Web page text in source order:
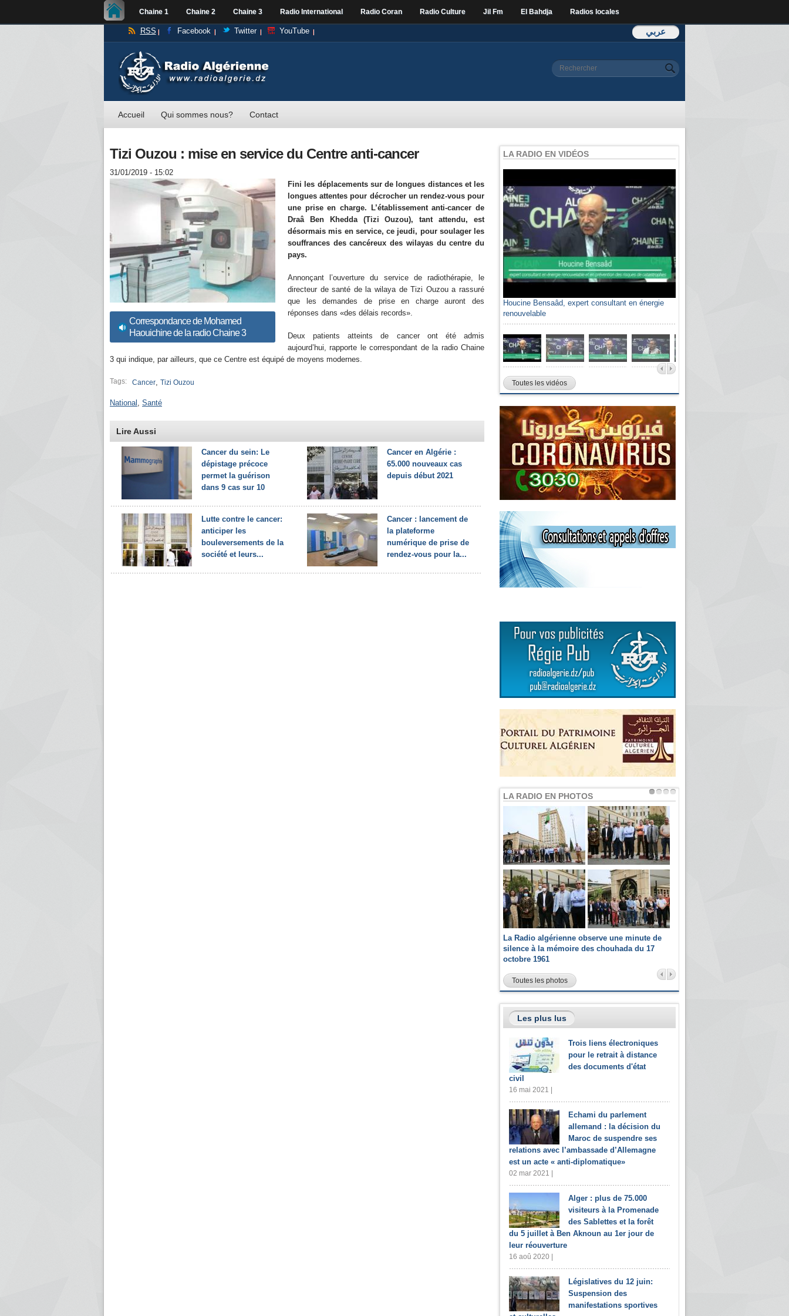
Chaine 1 Chaine 2 Chaine 3 Radio International Radio Coran Radio Culture Jil Fm El Bahdja Radios locales
عربي RSS Facebook Twitter YouTube
Formulaire de
Rechercher
Accueil Qui sommes nous? Contact
Tizi Ouzou : mise en service du Centre anti-cancer
31/01/2019 - 15:02
Correspondance de Mohamed
Haouichine de la radio Chaine 3
Fini les déplacements sur de longues distances et les
longues attentes pour décrocher un rendez-vous pour
une prise en charge. L’établissement anti-cancer de
Draâ Ben Khedda (Tizi Ouzou), tant attendu, est
désormais mis en service, ce jeudi, pour soulager les
souffrances des cancéreux des wilayas du centre du
pays.
Annonçant l’ouverture du service de radiothérapie, le
directeur de santé de la wilaya de Tizi Ouzou a rassuré
que les demandes de prise en charge auront des
réponses dans «des délais records».
Deux patients atteints de cancer ont été admis
aujourd’hui, rapporte le correspondant de la radio Chaine
3 qui indique, par ailleurs, que ce Centre est équipé de moyens modernes.
Tags: Cancer, Tizi Ouzou
National , Santé
Lire Aussi
Cancer du sein: Le
dépistage précoce
permet la guérison
dans 9 cas sur 10
Cancer en Algérie :
65.000 nouveaux cas
depuis début 2021
Lutte contre le cancer:
anticiper les
bouleversements de la
société et leurs...
Cancer : lancement de
la plateforme
numérique de prise de
rendez-vous pour la...
LA RADIO EN VIDÉOS
Houcine Bensaâd, expert consultant en énergie
renouvelable
Toutes les vidéos
LA RADIO EN PHOTOS
La Radio algérienne observe une minute de
silence à la mémoire des chouhada du 17
octobre 1961
Toutes les photos
Les plus lus
Trois liens électroniques
pour le retrait à distance
des documents d'état
civil
16 mai 2021 |
Echami du parlement
allemand : la décision du
Maroc de suspendre ses
relations avec l’ambassade d’Allemagne
est un acte « anti-diplomatique»
02 mar 2021 |
Alger : plus de 75.000
visiteurs à la Promenade
des Sablettes et la forêt
du 5 juillet à Ben Aknoun au 1er jour de
leur réouverture
16 aoû 2020 |
Législatives du 12 juin:
Suspension des
manifestations sportives